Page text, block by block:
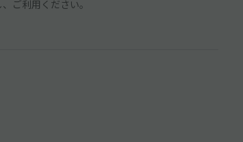
ご利用ください。